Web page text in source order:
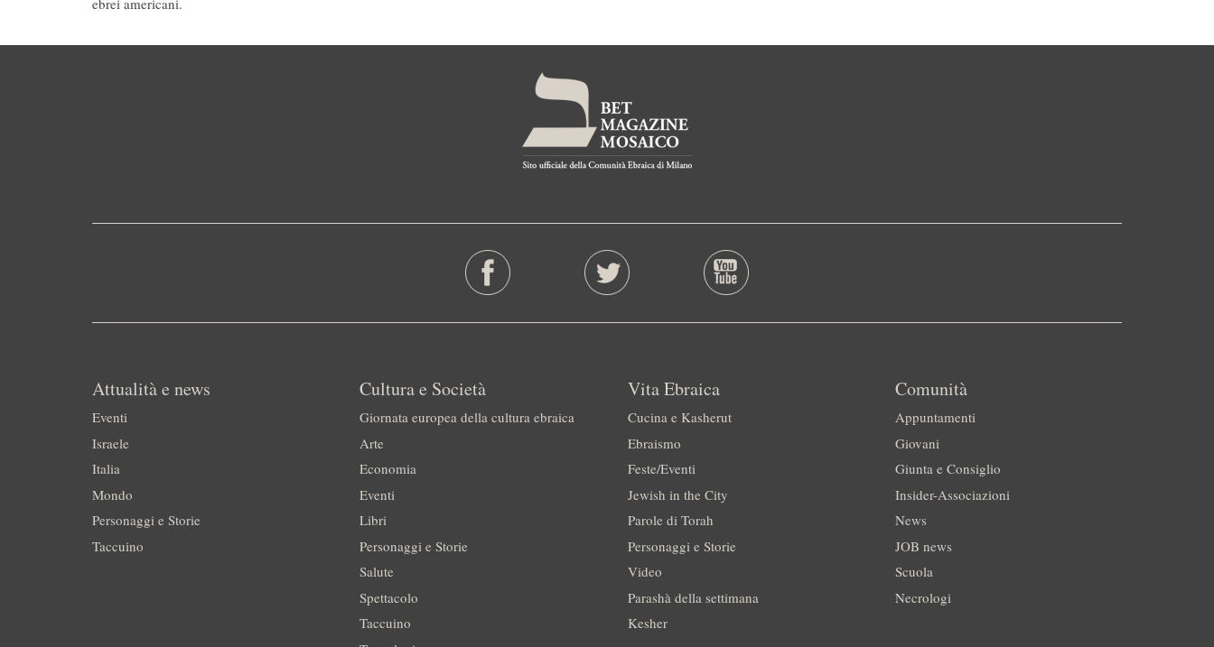
ebrei americani.
Attualità e news
Eventi
Israele
Italia
Mondo
Personaggi e Storie
Taccuino
Cultura e Società
Giornata europea della cultura ebraica
Arte
Economia
Eventi
Libri
Personaggi e Storie
Salute
Spettacolo
Taccuino
Vita Ebraica
Cucina e Kasherut
Ebraismo
Feste/Eventi
Jewish in the City
Parole di Torah
Personaggi e Storie
Video
Parashà della settimana
Kesher
Comunità
Appuntamenti
Giovani
Giunta e Consiglio
Insider-Associazioni
News
JOB news
Scuola
Necrologi